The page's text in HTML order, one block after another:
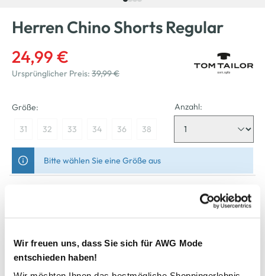
Wir freuen uns, dass Sie sich für AWG Mode
entschieden haben!
Herren Chino Shorts Regular
24,99 €
Ursprünglicher Preis: 39,99 €
Größe:
31 32 33 34 36 38
Anzahl:
Bitte wählen Sie eine Größe aus
Nicht mehr für den Versand verfügbar
Schneller DHL Versand: in 1–3 Werktagen